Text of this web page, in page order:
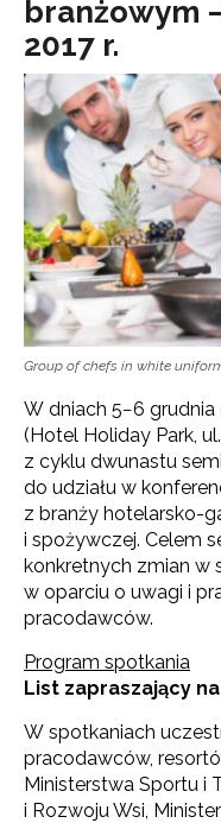
branżowym
2017 r.
Group of chefs in white
W dniach 5−6
(Hotel Holiday Park,
z cyklu dwunastu
do udziału w
z branży hotelarsko-
i spożywczej. Celem
konkretnych zmian w
w oparciu o uwagi i
pracodawców.
Program spotkania
List zapraszający
W spotkaniach
pracodawców,
Ministerstwa Sportu i
i Rozwoju Wsi,